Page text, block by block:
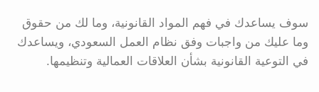
سوف يساعدك في فهم المواد القانونية، وما لك من حقوق
وما عليك من واجبات وفق نظام العمل السعودي، ويساعدك
في التوعية القانونية بشأن العلاقات العمالية وتنظيمها.